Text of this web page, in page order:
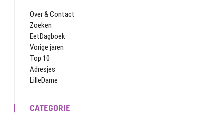
Over & Contact
Zoeken
EetDagboek
Vorige jaren
Top 10
Adresjes
LilleDame
CATEGORIE